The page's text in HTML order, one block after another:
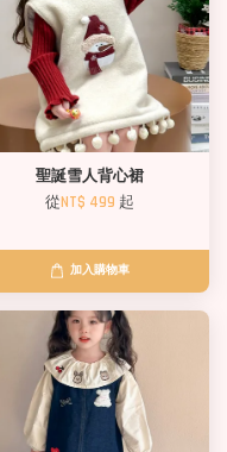
聖誕雪人背心裙
從NT$ 499 起
加入購物車